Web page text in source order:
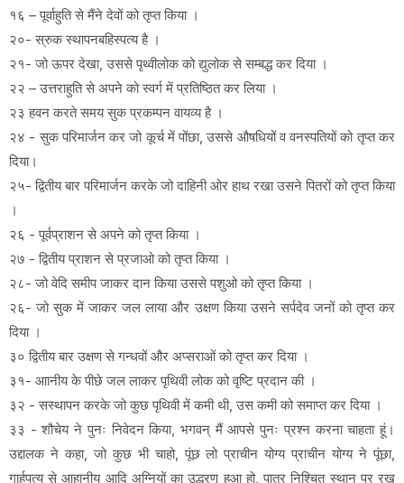
१६ – पूर्वाहुति से मैंने देवों को तृप्त किया ।
२०- स्रुक स्थापनबहिस्पत्य है ।
२१- जो ऊपर देखा, उससे पृथ्वीलोक को द्युलोक से सम्बद्ध कर दिया ।
२२ – उत्तराहुति से अपने को स्वर्ग में प्रतिष्ठित कर लिया ।
२३ हवन करते समय सुक प्रकम्पन वायव्य है ।
२४ - सुक परिमार्जन कर जो कूर्च में पोंछा, उससे औषधियों व वनस्पतियों को तृप्त कर
दिया।
२५- द्वितीय बार परिमार्जन करके जो दाहिनी ओर हाथ रखा उसने पितरों को तृप्त किया
।
२६ - पूर्वप्राशन से अपने को तृप्त किया ।
२७ - द्वितीय प्राशन से प्रजाओ को तृप्त किया ।
२८- जो वेदि समीप जाकर दान किया उससे पशुओ को तृप्त किया ।
२६- जो सुक में जाकर जल लाया और उक्षण किया उसने सर्पदेव जनों को तृप्त कर
दिया ।
३० द्वितीय बार उक्षण से गन्धवों और अप्सराओं को तृप्त कर दिया ।
३१- आानीय के पीछे जल लाकर पृथिवी लोक को वृष्टि प्रदान की ।
३२ - सस्थापन करके जो कुछ पृथिवी में कमी थी, उस कमी को समाप्त कर दिया ।
३३ - शौचेय ने पुनः निवेदन किया, भगवन् मैं आपसे पुनः प्रश्न करना चाहता हूं।
उद्दालक ने कहा, जो कुछ भी चाहो, पूंछ लो प्राचीन योग्य प्राचीन योग्य ने पूंछा,
गार्हपत्य से आहानीय आदि अग्नियों का उद्धरण हुआ हो, पात्र निश्चित स्थान पर रख